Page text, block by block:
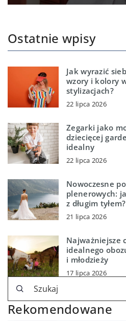
Ostatnie wpisy
Jak wyrazić
wzory i kolory
stylizacjach?
22 lipca 2026
Zegarki jako
dziecięcej
idealny
22 lipca 2026
Nowoczesne
plenerowych:
z długim tyłem?
21 lipca 2026
Najważniejsze
idealnego
i młodzieży
17 lipca 2026
Rekomendowane